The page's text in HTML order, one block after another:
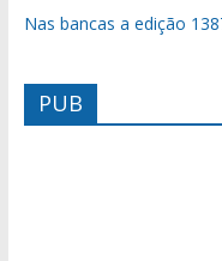
Nas bancas a edição
PUB